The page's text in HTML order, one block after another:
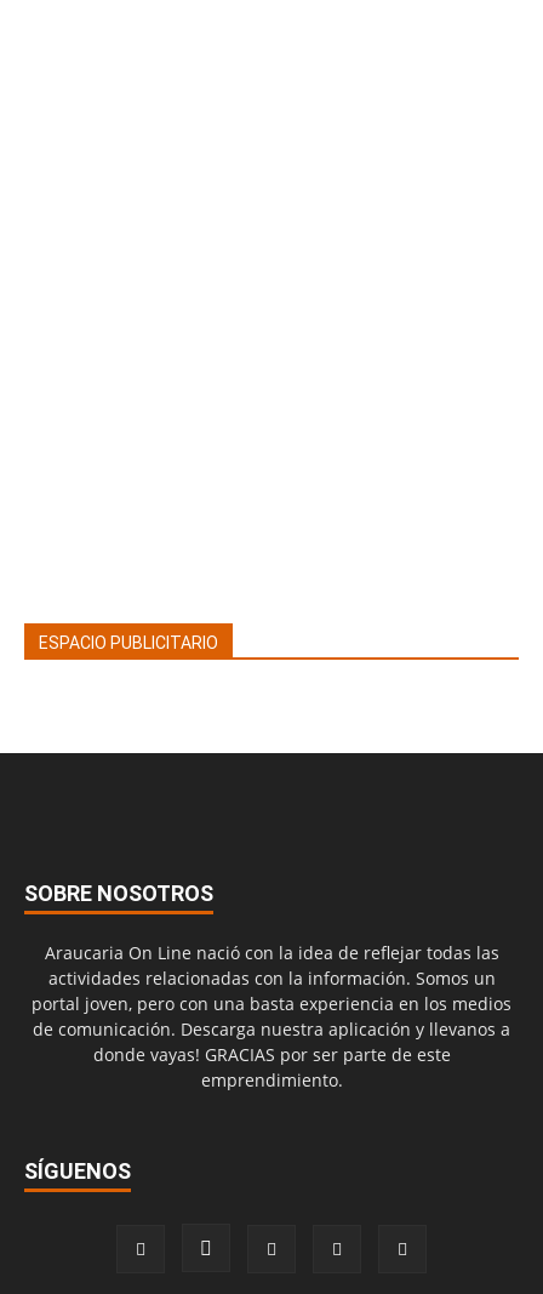
ESPACIO PUBLICITARIO
SOBRE NOSOTROS
Araucaria On Line nació con la idea de reflejar todas las
actividades relacionadas con la información. Somos un
portal joven, pero con una basta experiencia en los medios
de comunicación. Descarga nuestra aplicación y llevanos a
donde vayas! GRACIAS por ser parte de este
emprendimiento.
SÍGUENOS